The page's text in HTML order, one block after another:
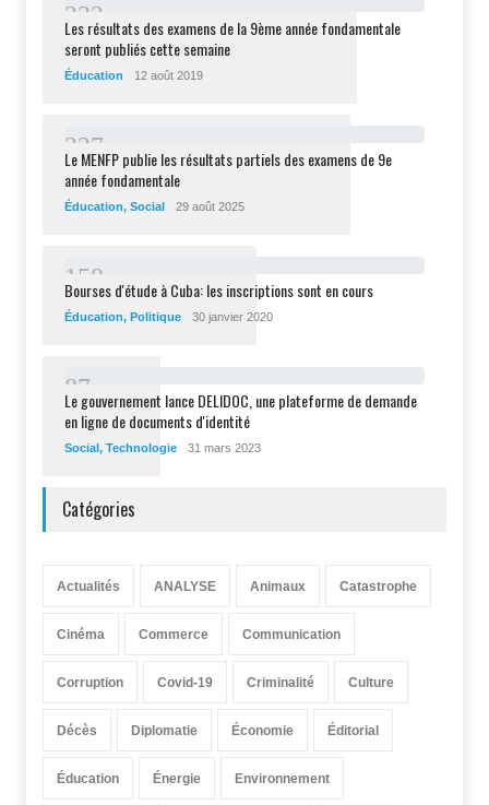
232
Les résultats des examens de la 9ème année fondamentale
seront publiés cette semaine
Éducation 12 août 2019
227
Le MENFP publie les résultats partiels des examens de 9e
année fondamentale
Éducation, Social 29 août 2025
1 58
Bourses d'étude à Cuba: les inscriptions sont en cours
Éducation, Politique 30 janvier 2020
87
Le gouvernement lance DELIDOC, une plateforme de demande
en ligne de documents d'identité
Social, Technologie 31 mars 2023
Catégories
Actualités ANALYSE Animaux Catastrophe
Cinéma Commerce Communication
Corruption Covid-19 Criminalité Culture
Décès Diplomatie Économie Éditorial
Éducation Énergie Environnement